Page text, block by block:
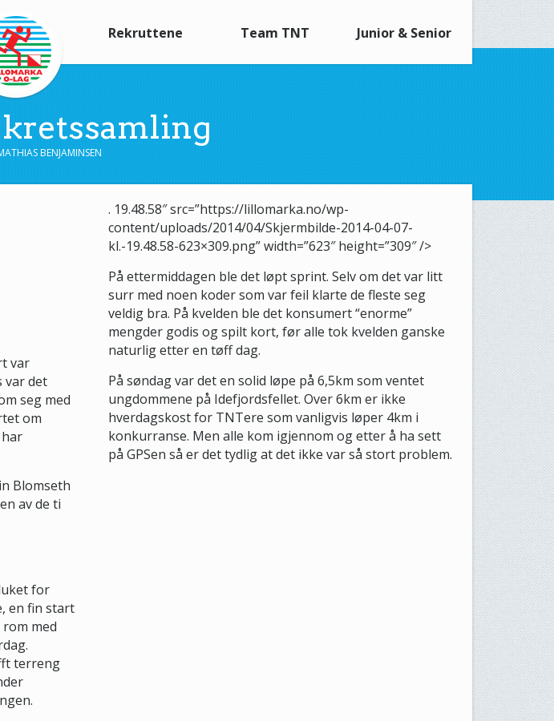
Rekruttene Team TNT Junior & Senior
BENJAMINSEN
var
var det
seg med
om
Blomseth
av de ti
for
en fin start
med
terreng
. 19.48.58″ src=”https://lillomarka.no/wp-
content/uploads/2014/04/Skjermbilde-2014-04-07-
kl.-19.48.58-623×309.png” width=”623″ height=”309″ />
På ettermiddagen ble det løpt sprint. Selv om det var litt
surr med noen koder som var feil klarte de fleste seg
veldig bra. På kvelden ble det konsumert “enorme”
mengder godis og spilt kort, før alle tok kvelden ganske
naturlig etter en tøff dag.
På søndag var det en solid løpe på 6,5km som ventet
ungdommene på Idefjordsfellet. Over 6km er ikke
hverdagskost for TNTere som vanligvis løper 4km i
konkurranse. Men alle kom igjennom og etter å ha sett
på GPSen så er det tydlig at det ikke var så stort problem.